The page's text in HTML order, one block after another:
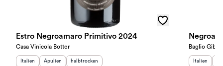
Estro Negroamaro Primitivo 2024
Casa Vinicola Botter
Herkunftsland:
Italien Herkunftsregion:
Apulien Geschmack:
halbtrocken
Baglio
Italien